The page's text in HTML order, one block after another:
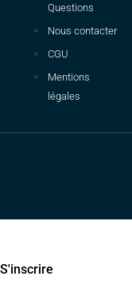
Questions
Nous contacter
CGU
Mentions
légales
S'inscrire